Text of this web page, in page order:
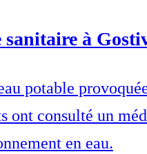
à
potable
ont consulté un
en eau.